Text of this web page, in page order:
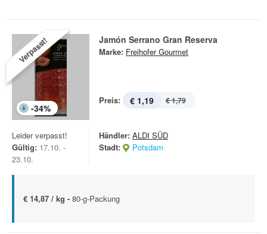
Verpasst!
-34%
Jamón Serrano Gran Reserva
Marke: Freihofer Gourmet
Preis: € 1,19 € 1,79
Leider verpasst!
Gültig: 17.10. -
23.10.
Händler: ALDI SÜD
Stadt:
Potsdam
€ 14,87 / kg - 80-g-Packung